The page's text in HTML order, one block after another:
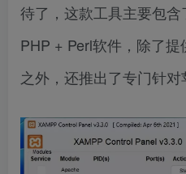
待了，这款工具主要包
PHP + Perl软件，除了
之外，还推出了专门针对